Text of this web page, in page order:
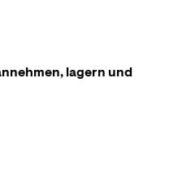
lagern und